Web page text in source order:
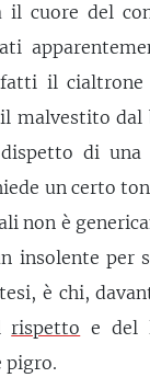
il cuore del
il cialtrone
il malvestito dal
di una
un certo
non è
insolente per
è chi,
rispetto e del
pigro.